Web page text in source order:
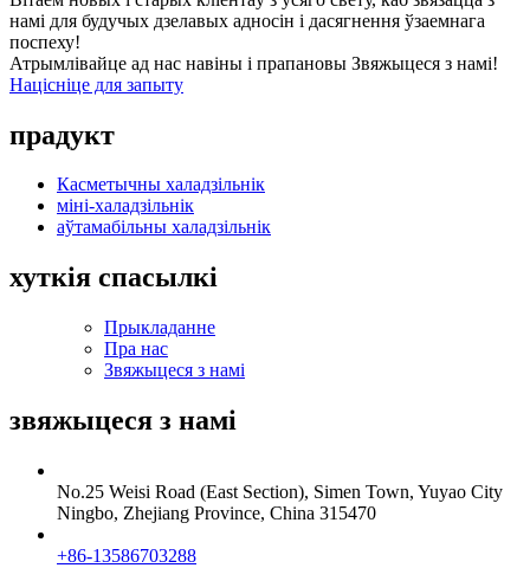
намі для будучых дзелавых адносін і дасягнення ўзаемнага
поспеху!
Атрымлівайце ад нас навіны і прапановы Звяжыцеся з намі!
Націсніце для запыту
прадукт
Касметычны халадзільнік
міні-халадзільнік
аўтамабільны халадзільнік
хуткія спасылкі
Прыкладанне
Пра нас
Звяжыцеся з намі
звяжыцеся з намі
No.25 Weisi Road (East Section), Simen Town, Yuyao City
Ningbo, Zhejiang Province, China 315470
+86-13586703288